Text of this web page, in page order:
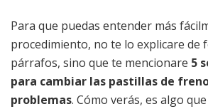
Para que puedas entender más
procedimiento, no te lo explicare de
párrafos, sino que te mencionare 5
para cambiar las pastillas de
problemas. Cómo verás, es algo